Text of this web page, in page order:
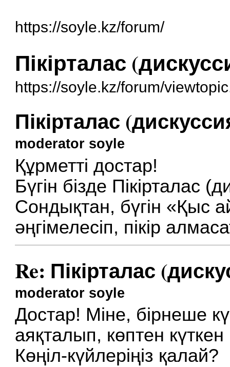
https://soyle.kz/forum/
Пікірталас
https://soyle.kz/forum/
Пікірталас
moderator soyle
Құрметті достар!
Бүгін бізде Пікірталас
Сондықтан, бүгін «Қыс
әңгімелесіп, пікір
Re: Пікірталас
moderator soyle
Достар! Міне, бірнеше
аяқталып, көптен
Көңіл-күйлеріңіз қалай?